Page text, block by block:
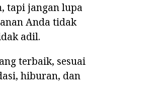
tapi jangan lupa
Anda tidak
adil.
terbaik, sesuai
hiburan, dan